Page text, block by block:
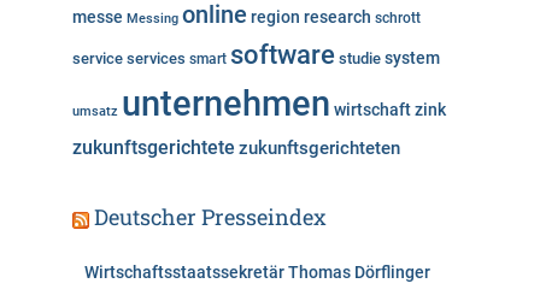
messe Messing online region research schrott
service services smart software studie system
umsatz unternehmen wirtschaftzink
zukunftsgerichtete zukunftsgerichteten
Deutscher Presseindex
Wirtschaftsstaatssekretär Thomas Dörflinger